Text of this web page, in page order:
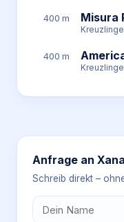
400 m Misura
400 m
Anfrage an
Schreib direkt –